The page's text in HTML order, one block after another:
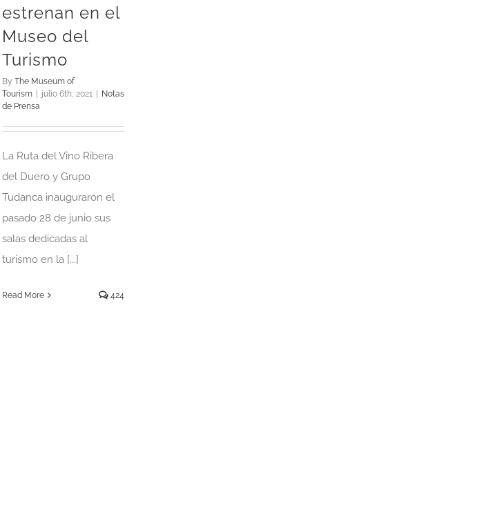
estrenan en el
Museo del
Turismo
By The Museum of
Tourism | julio 6th, 2021 | Notas
de Prensa
La Ruta del Vino Ribera
del Duero y Grupo
Tudanca inauguraron el
pasado 28 de junio sus
salas dedicadas al
turismo en la [...]
Read More 424